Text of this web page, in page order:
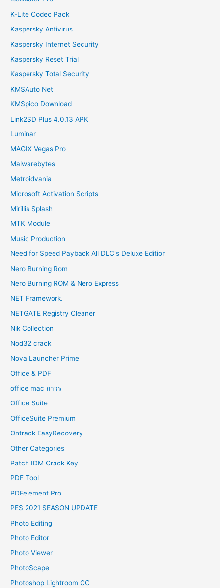
K-Lite Codec Pack
Kaspersky Antivirus
Kaspersky Internet Security
Kaspersky Reset Trial
Kaspersky Total Security
KMSAuto Net
KMSpico Download
Link2SD Plus 4.0.13 APK
Luminar
MAGIX Vegas Pro
Malwarebytes
Metroidvania
Microsoft Activation Scripts
Mirillis Splash
MTK Module
Music Production
Need for Speed Payback All DLC's Deluxe Edition
Nero Burning Rom
Nero Burning ROM & Nero Express
NET Framework.
NETGATE Registry Cleaner
Nik Collection
Nod32 crack
Nova Launcher Prime
Office & PDF
office mac ถาวร
Office Suite
OfficeSuite Premium
Ontrack EasyRecovery
Other Categories
Patch IDM Crack Key
PDF Tool
PDFelement Pro
PES 2021 SEASON UPDATE
Photo Editing
Photo Editor
Photo Viewer
PhotoScape
Photoshop Lightroom CC